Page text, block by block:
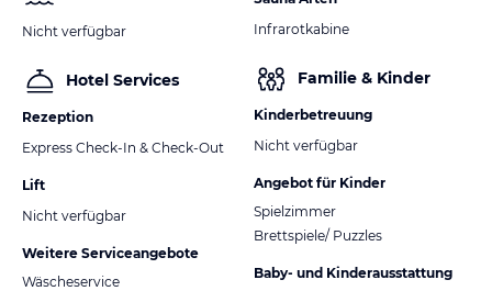
Nicht verfügbar
Hotel Services
Rezeption
Express Check-In & Check-Out
Lift
Nicht verfügbar
Weitere Serviceangebote
Wäscheservice
Infrarotkabine
Familie & Kinder
Kinderbetreuung
Nicht verfügbar
Angebot für Kinder
Spielzimmer
Brettspiele/ Puzzles
Baby- und Kinderausstattung